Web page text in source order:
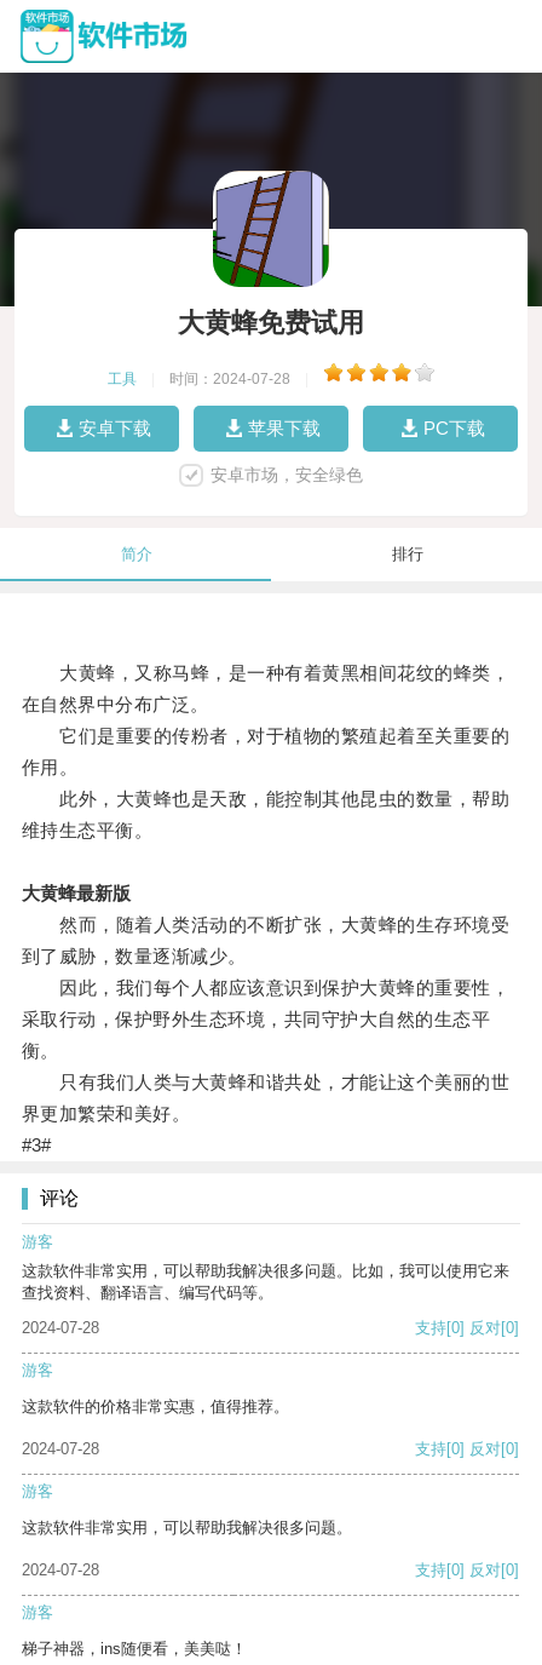
大黄蜂免费试用
工具 时间：2024-07-28
安卓下载 苹果下载 PC下载
安卓市场，安全绿色
简介 排行
大黄蜂，又称马蜂，是一种有着黄黑相间花纹的蜂类，
在自然界中分布广泛。
它们是重要的传粉者，对于植物的繁殖起着至关重要的
作用。
此外，大黄蜂也是天敌，能控制其他昆虫的数量，帮助
维持生态平衡。
大黄蜂最新版
然而，随着人类活动的不断扩张，大黄蜂的生存环境受
到了威胁，数量逐渐减少。
因此，我们每个人都应该意识到保护大黄蜂的重要性，
采取行动，保护野外生态环境，共同守护大自然的生态平
衡。
只有我们人类与大黄蜂和谐共处，才能让这个美丽的世
界更加繁荣和美好。
#3#
评论
游客
这款软件非常实用，可以帮助我解决很多问题。比如，我可以使用它来
查找资料、翻译语言、编写代码等。
2024-07-28
支持[0] 反对[0]
游客
这款软件的价格非常实惠，值得推荐。
2024-07-28 支持[0] 反对[0]
游客
这款软件非常实用，可以帮助我解决很多问题。
2024-07-28 支持[0] 反对[0]
游客
梯子神器，ins随便看，美美哒！